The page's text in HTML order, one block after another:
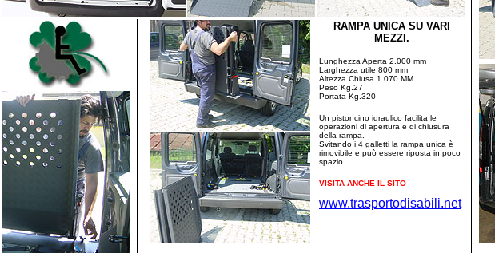
RAMPA UNICA SU VARI
MEZZI.
Lunghezza Aperta 2.000 mm
Larghezza utile 800 mm
Altezza Chiusa 1.070 MM
Peso Kg.27
Portata Kg.320
Un pistoncino idraulico facilita le
operazioni di apertura e di chiusura
della rampa.
Svitando i 4 galletti la rampa unica è
rimovibile e può essere riposta in poco
spazio
VISITA ANCHE IL SITO
www.trasportodisabili.net